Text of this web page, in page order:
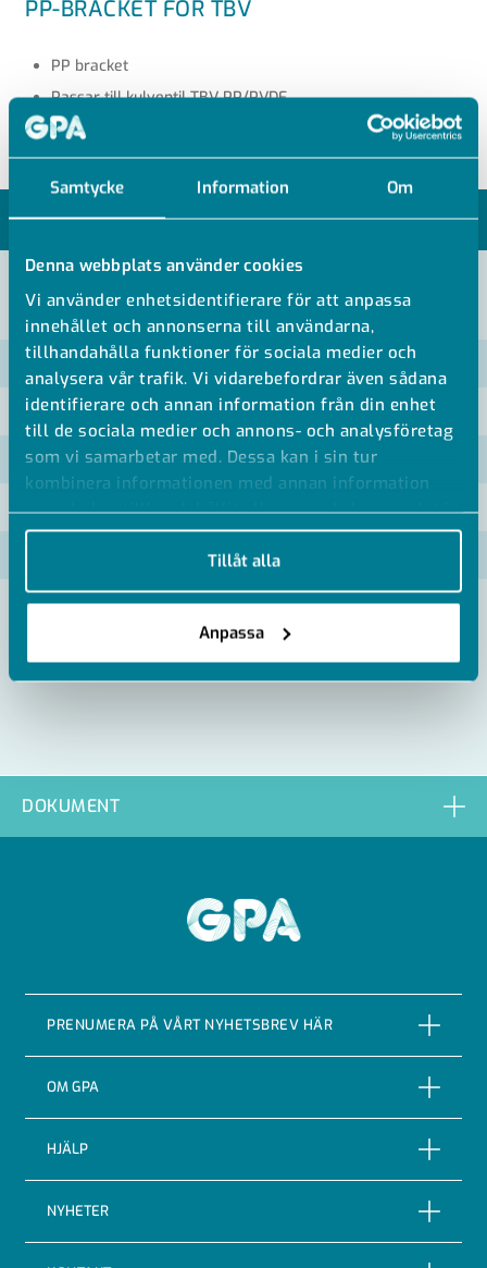
Samtycke Information Om
Denna webbplats använder cookies
Vi använder enhetsidentifierare för att anpassa
innehållet och annonserna till användarna,
tillhandahålla funktioner för sociala medier och
analysera vår trafik. Vi vidarebefordrar även sådana
identifierare och annan information från din enhet
till de sociala medier och annons- och analysföretag
som vi samarbetar med. Dessa kan i sin tur
kombinera informationen med annan information
som du har tillhandahållit eller som de har samlat in
när du har använt deras tjänster.
Tillåt alla
Anpassa
PP-BRACKET FÖR TBV
PP bracket
Passar till kulventil TBV PP/PVDF
MODELLER
VISA ALLA MÅTT +
Artikelnummer RSK
BR/TBVPF-016-020
BR/TBVPF-025-032
DOKUMENT
PRENUMERA PÅ VÅRT NYHETSBREV HÄR
OM GPA
Om företaget
Vår Historia
HJÄLP
Reklamationer
Returer
NYHETER